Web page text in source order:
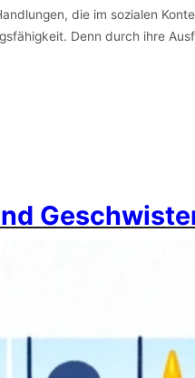
die im sozialen
Denn durch ihre